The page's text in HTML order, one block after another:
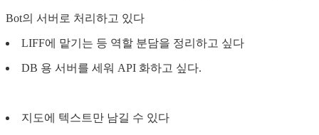
Bot의 서버로 처리하고 있다
LIFF에 맡기는 등 역할 분담을 정리하고 싶다
DB 용 서버를 세워 API 화하고 싶다.
지도에 텍스트만 남길 수 있다